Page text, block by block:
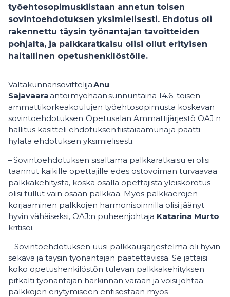
työehtosopimuskiistaan annetun toisen
sovintoehdotuksen yksimielisesti. Ehdotus oli
rakennettu täysin työnantajan tavoitteiden
pohjalta, ja palkkaratkaisu olisi ollut erityisen
haitallinen opetushenkilöstölle.
ValtakunnansovittelijaAnu
Sajavaara antoi myöhään sunnuntaina 14.6. toisen
ammattikorkeakoulujen työehtosopimusta koskevan
sovintoehdotuksen. Opetusalan Ammattijärjestö OAJ:n
hallitus käsitteli ehdotuksen tiistaiaamuna ja päätti
hylätä ehdotuksen yksimielisesti.
– Sovintoehdotuksen sisältämä palkkaratkaisu ei olisi
taannut kaikille opettajille edes ostovoiman turvaavaa
palkkakehitystä, koska osalla opettajista yleiskorotus
olisi tullut vain osaan palkkaa. Myös palkkaerojen
korjaaminen palkkojen harmonisoinnilla olisi jäänyt
hyvin vähäiseksi, OAJ:n puheenjohtaja Katarina Murto
kritisoi.
– Sovintoehdotuksen uusi palkkausjärjestelmä oli hyvin
sekava ja täysin työnantajan päätettävissä. Se jättäisi
koko opetushenkilöstön tulevan palkkakehityksen
pitkälti työnantajan harkinnan varaan ja voisi johtaa
palkkojen eriytymiseen entisestään myös